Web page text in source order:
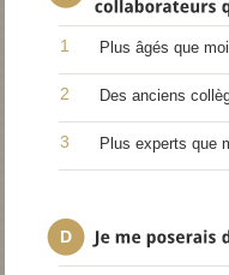
1 Plus âgés que moi
2 Des anciens
3 Plus experts que
D